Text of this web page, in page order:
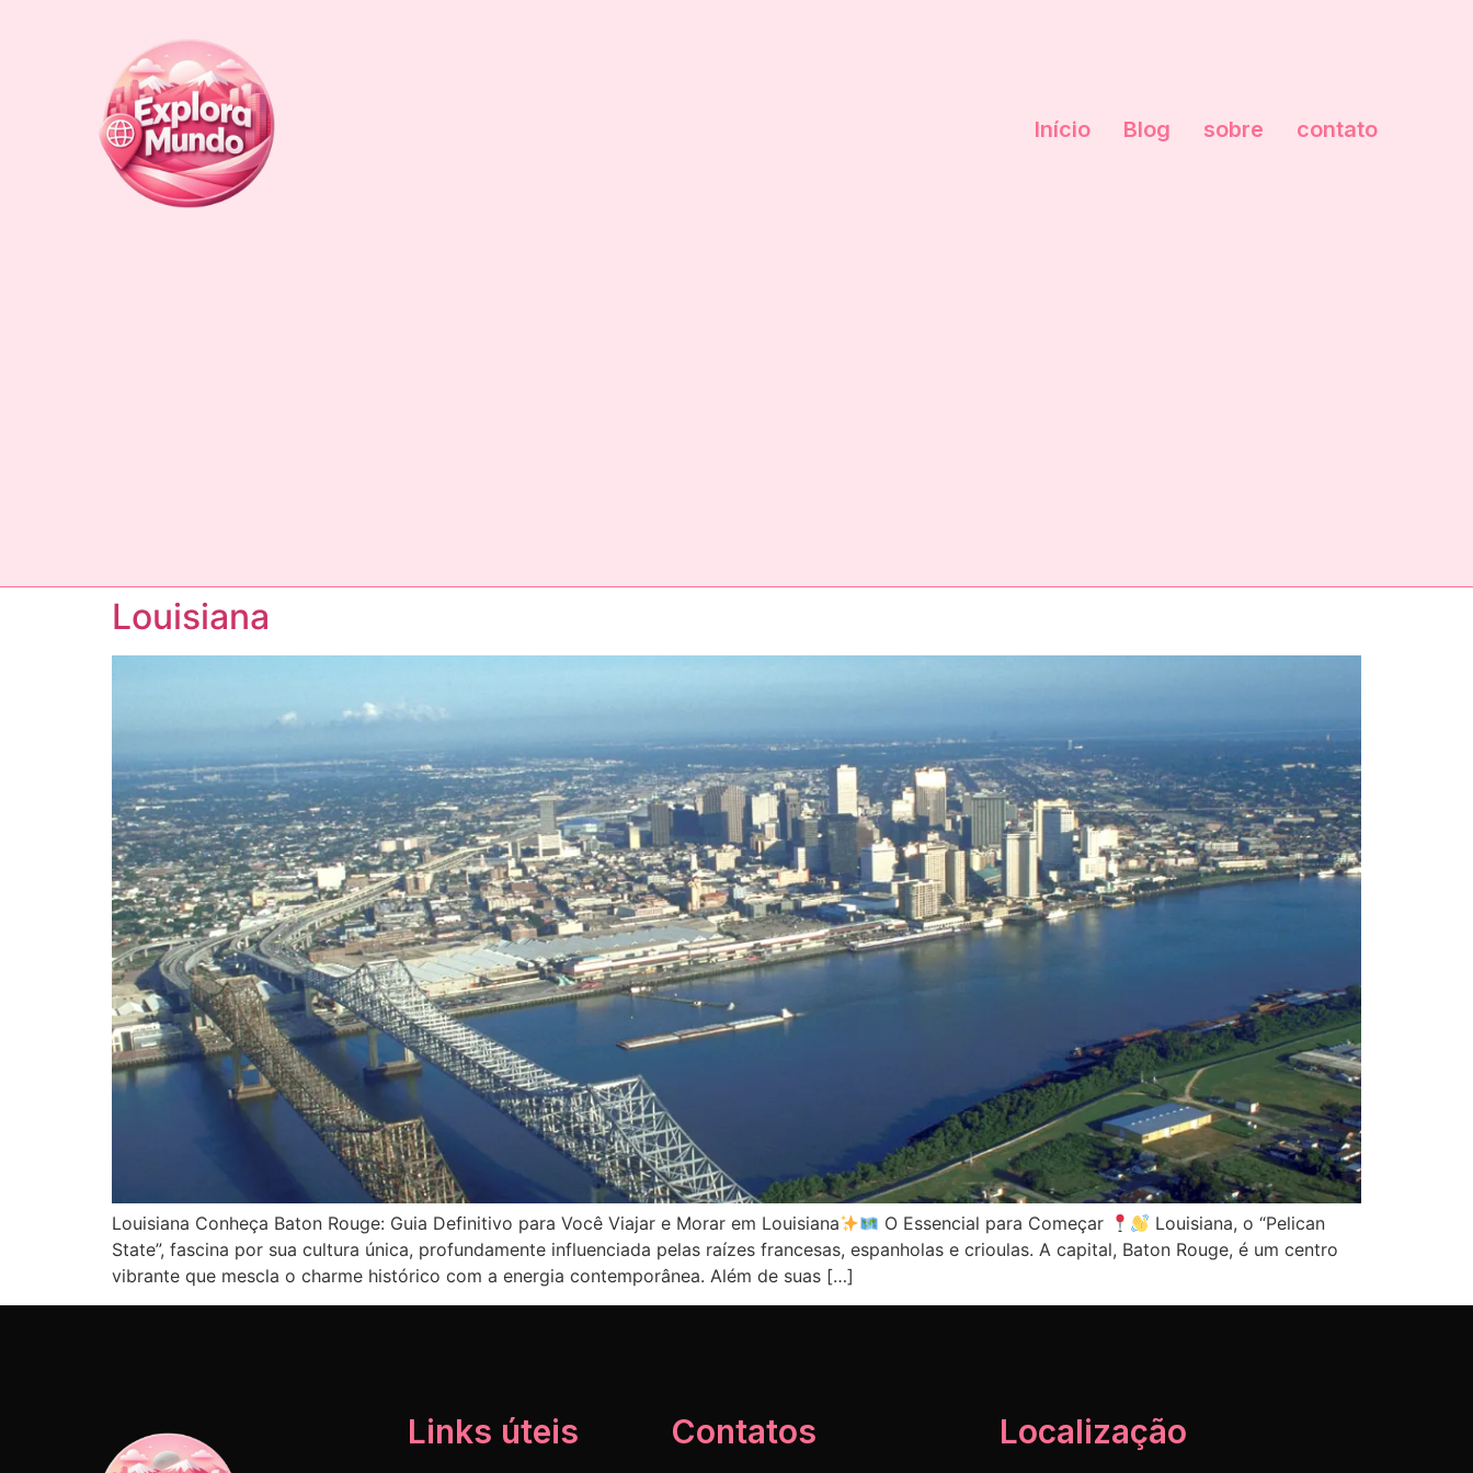
Início Blog sobre contato
Louisiana
Louisiana Conheça Baton Rouge: Guia Definitivo para Você Viajar e Morar em Louisiana O Essencial para Começar
Louisiana, o “Pelican
State”, fascina por sua cultura única, profundamente influenciada pelas raízes francesas, espanholas e crioulas. A capital, Baton Rouge, é um centro
vibrante que mescla o charme histórico com a energia contemporânea. Além de suas […]
Links úteis Contatos Localização